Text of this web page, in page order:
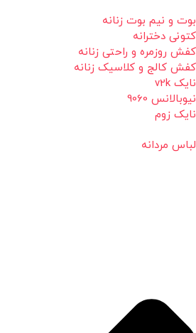
بوت و نیم بوت زنانه
کتونی دخترانه
کفش روزمره و راحتی زنانه
کفش کالج و کلاسیک زنانه
نایک v2k
نیوبالانس 9060
نایک زوم
لباس مردانه